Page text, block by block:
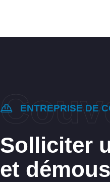
ENTREPRISE DE
Solliciter
et